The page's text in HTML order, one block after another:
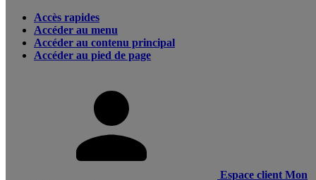
Accès rapides
Accéder au menu
Accéder au contenu principal
Accéder au pied de page
Espace client Mon